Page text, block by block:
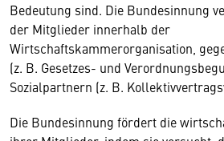
Bedeutung sind. Die Bundesinnung
der Mitglieder innerhalb der
Wirtschaftskammerorganisation,
(z. B. Gesetzes- und
Sozialpartnern (z. B.
Die Bundesinnung fördert die